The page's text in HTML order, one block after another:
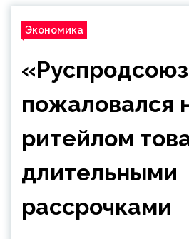
Экономика
пожаловался
ритейлом
длительными
рассрочками